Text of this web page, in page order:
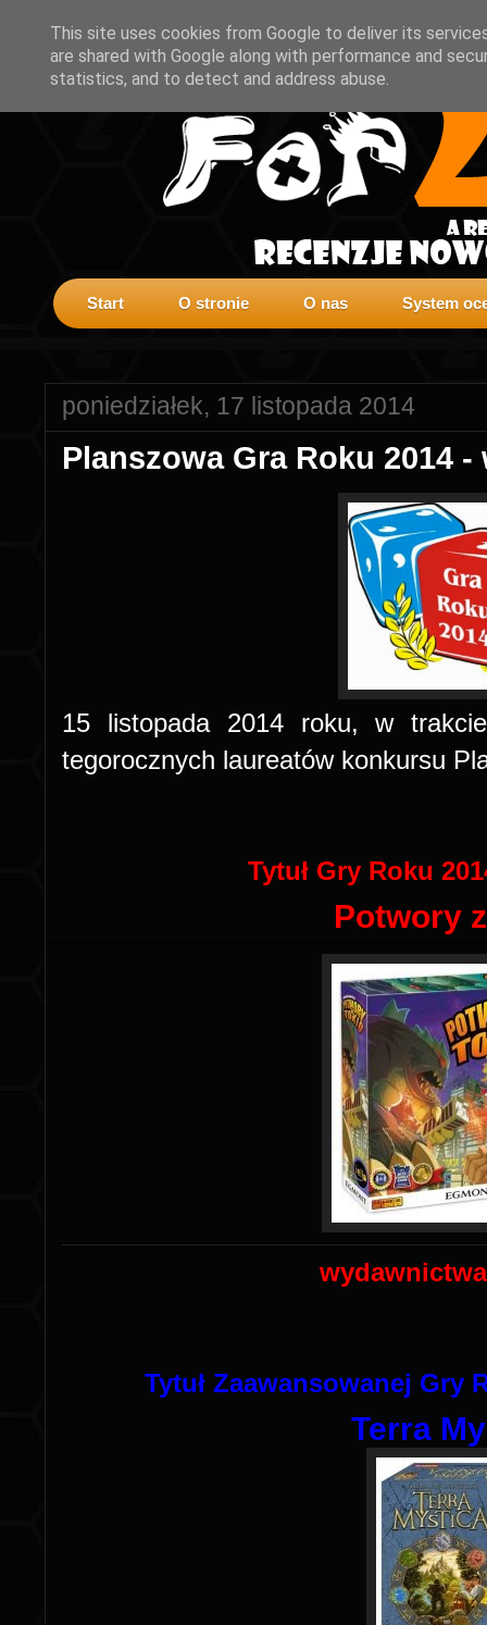
Start O stronie O nas System
poniedziałek, 17 listopada 2014
Planszowa Gra Roku 2014 -
15 listopada 2014 roku, w
tegorocznych laureatów konkursu
Tytuł Gry Roku
Potwory
Tytuł Zaawansowanej Gry
Terra
This site uses cookies from Google to deliver its
are shared with Google along with performance and
statistics, and to detect and address abuse.